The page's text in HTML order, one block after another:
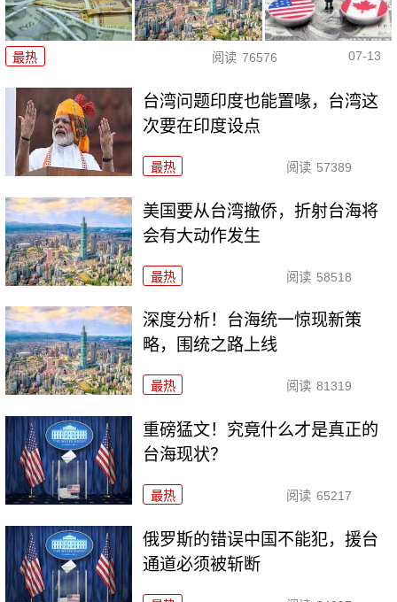
最热 阅读 76576 07-13
台湾问题印度也能置喙，台湾这
次要在印度设点
最热 阅读 57389
美国要从台湾撤侨，折射台海将
会有大动作发生
最热 阅读 58518
深度分析！台海统一惊现新策
略，围统之路上线
最热 阅读 81319
重磅猛文！究竟什么才是真正的
台海现状？
最热 阅读 65217
俄罗斯的错误中国不能犯，援台
通道必须被斩断